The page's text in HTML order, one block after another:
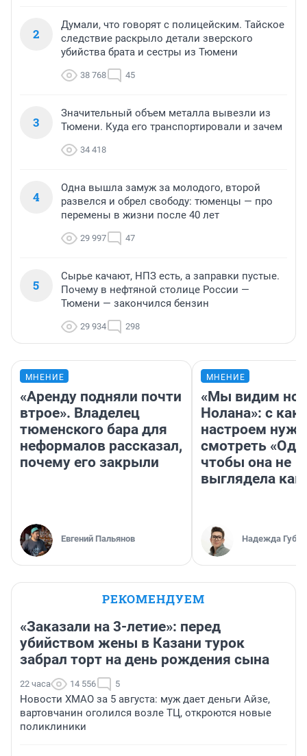
2
Думали, что говорят с полицейским. Тайское
следствие раскрыло детали зверского
убийства брата и сестры из Тюмени
38 768 45
3
Значительный объем металла вывезли из
Тюмени. Куда его транспортировали и зачем
34 418
4
Одна вышла замуж за молодого, второй
развелся и обрел свободу: тюменцы — про
перемены в жизни после 40 лет
29 997 47
5
Сырье качают, НПЗ есть, а заправки пустые.
Почему в нефтяной столице России —
Тюмени — закончился бензин
29 934 298
МНЕНИЕ
«Аренду подняли почти
втрое». Владелец
тюменского бара для
неформалов рассказал,
почему его закрыли
Евгений Пальянов
МНЕНИЕ
«Мы видим
Нолана»: с
настроем
смотреть
чтобы она не
выглядела как
Надежда
РЕКОМЕНДУЕМ
«Заказали на 3-летие»: перед
убийством жены в Казани турок
забрал торт на день рождения сына
22 часа 14 556 5
Новости ХМАО за 5 августа: муж дает деньги Айзе,
вартовчанин оголился возле ТЦ, откроются новые
поликлиники